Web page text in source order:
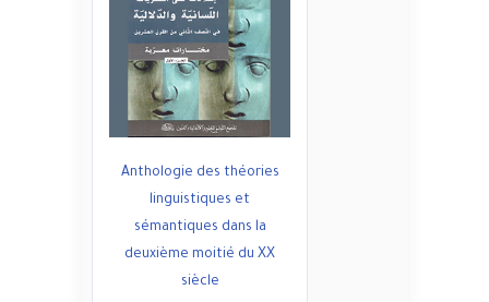
Anthologie des théories
linguistiques et
sémantiques dans la
deuxième moitié du XX
siècle